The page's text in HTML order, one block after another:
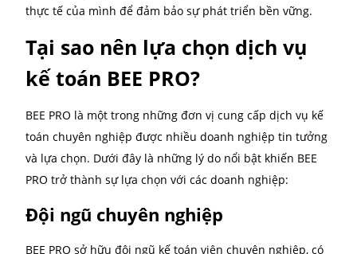
toán quản trị cũng hỗ trợ trong việc lập ngân sách
báo tài chính. Điều này giúp doanh nghiệp quản lý
chính tốt hơn.
Kế toán tài chính
Kế toán tài chính là nền tảng của mọi hoạt động
kế toán. Vì tập trung vào việc ghi chép và báo cáo
chính giúp doanh nghiệp chuẩn bị các báo cáo tài
như báo cáo kết quả hoạt động kinh doanh, bảng